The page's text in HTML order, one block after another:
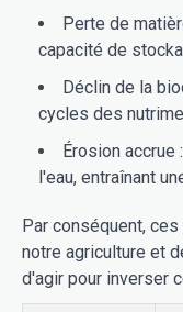
Perte de
capacité de
Déclin de la
cycles des
Érosion
l'eau, entraînant
Par conséquent,
notre agriculture et
d'agir pour inverser